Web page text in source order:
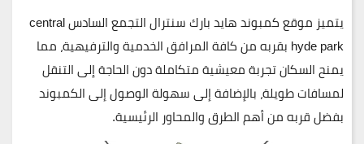
يتميز موقع كمبوند هايد بارك سنترال التجمع السادسcentral
hyde park بقربه من كافة المرافق الخدمية والترفيهية، مما
يمنح السكان تجربة معيشية متكاملة دون الحاجة إلى التنقل
لمسافات طويلة، بالإضافة إلى سهولة الوصول إلى الكمبوند
بفضل قربه من أهم الطرق والمحاور الرئيسية.